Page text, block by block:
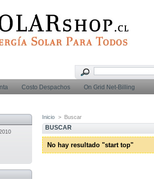
Costo Despachos On Grid Net-Billing
Inicio > Buscar
BUSCAR
No hay resultado "start top"